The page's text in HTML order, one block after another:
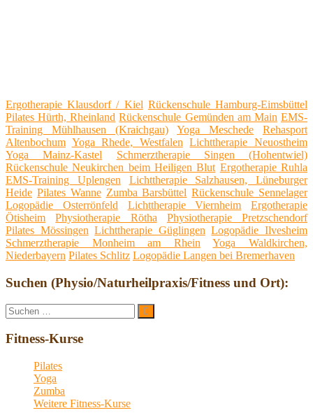
Ergotherapie Klausdorf / Kiel Rückenschule Hamburg-Eimsbüttel
Pilates Hürth, Rheinland Rückenschule Gemünden am Main EMS-
Training Mühlhausen (Kraichgau)
Yoga Meschede
Rehasport
Altenbochum Yoga Rhede, Westfalen
Lichttherapie Neuostheim
Yoga Mainz-Kastel
Schmerztherapie Singen (Hohentwiel)
Rückenschule Neukirchen beim Heiligen Blut Ergotherapie Ruhla
EMS-Training Uplengen
Lichttherapie Salzhausen, Lüneburger
Heide Pilates Wanne Zumba Barsbüttel Rückenschule Sennelager
Logopädie Osterrönfeld
Lichttherapie Viernheim
Ergotherapie
Ötisheim
Physiotherapie Rötha
Physiotherapie Pretzschendorf
Pilates Mössingen Lichttherapie Güglingen Logopädie Ilvesheim
Schmerztherapie Monheim am Rhein
Yoga Waldkirchen,
Niederbayern Pilates Schlitz Logopädie Langen bei Bremerhaven
Suchen (Physio/Naturheilpraxis/Fitness und Ort):
Suche
nach:
Suchen
Fitness-Kurse
Pilates
Yoga
Zumba
Weitere Fitness-Kurse